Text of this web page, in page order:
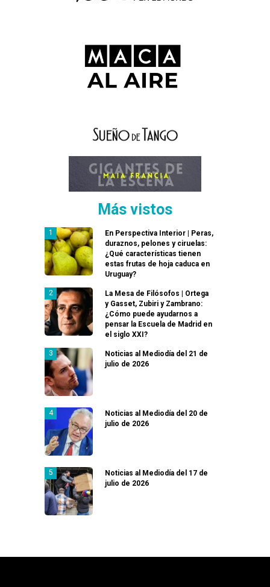
Más vistos
En Perspectiva Interior | Peras,
duraznos, pelones y ciruelas:
¿Qué características tienen
estas frutas de hoja caduca en
Uruguay?
La Mesa de Filósofos | Ortega
y Gasset, Zubiri y Zambrano:
¿Cómo puede ayudarnos a
pensar la Escuela de Madrid en
el siglo XXI?
Noticias al Mediodía del 21 de
julio de 2026
Noticias al Mediodía del 20 de
julio de 2026
Noticias al Mediodía del 17 de
julio de 2026